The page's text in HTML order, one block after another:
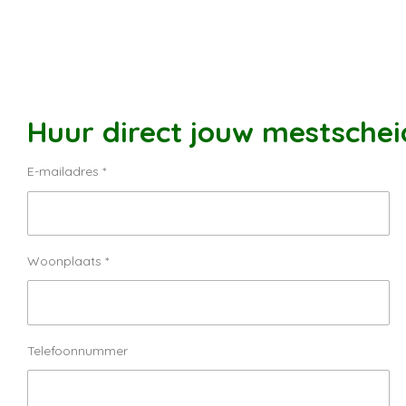
Huur direct jouw
E-mailadres *
Woonplaats *
Telefoonnummer